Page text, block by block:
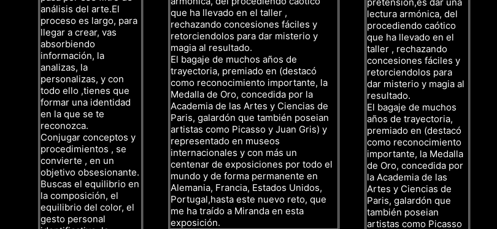
análisis del arte.El
proceso es largo, para
llegar a crear, vas
absorbiendo
información, la
analizas, la
personalizas, y con
todo ello ,tienes que
formar una identidad
en la que se te
reconozca.
Conjugar conceptos y
procedimientos , se
convierte , en un
objetivo obsesionante.
Buscas el equilibrio en
la composición, el
equilibrio del color, el
gesto personal
que ha llevado en el taller ,
rechazando concesiones fáciles y
retorciendolos para dar misterio y
magia al resultado.
El bagaje de muchos años de
trayectoria, premiado en (destacó
como reconocimiento importante, la
Medalla de Oro, concedida por la
Academia de las Artes y Ciencias de
Paris, galardón que también poseian
artistas como Picasso y Juan Gris) y
representado en museos
internacionales y con más un
centenar de exposiciones por todo el
mundo y de forma permanente en
Alemania, Francia, Estados Unidos,
Portugal,hasta este nuevo reto, que
me ha traído a Miranda en esta
exposición.
lectura armónica, del
procediendo caótico
que ha llevado en el
taller , rechazando
concesiones fáciles y
retorciendolos para
dar misterio y magia al
resultado.
El bagaje de muchos
años de trayectoria,
premiado en (destacó
como reconocimiento
importante, la Medalla
de Oro, concedida por
la Academia de las
Artes y Ciencias de
Paris, galardón que
también poseian
artistas como Picasso